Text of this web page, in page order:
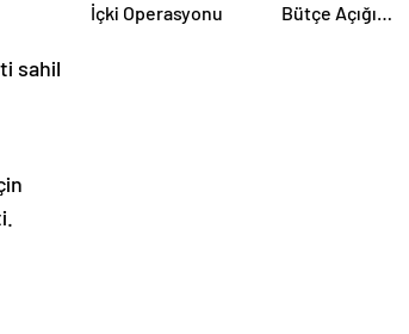
sahil
İçki Operasyonu
Bütçe Açığı